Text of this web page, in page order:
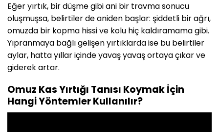
Eğer yırtık, bir düşme gibi ani bir travma sonucu
oluşmuşsa, belirtiler de aniden başlar: şiddetli bir ağrı,
omuzda bir kopma hissi ve kolu hiç kaldıramama gibi.
Yıpranmaya bağlı gelişen yırtıklarda ise bu belirtiler
aylar, hatta yıllar içinde yavaş yavaş ortaya çıkar ve
giderek artar.
Omuz Kas Yırtığı Tanısı Koymak İçin
Hangi Yöntemler Kullanılır?